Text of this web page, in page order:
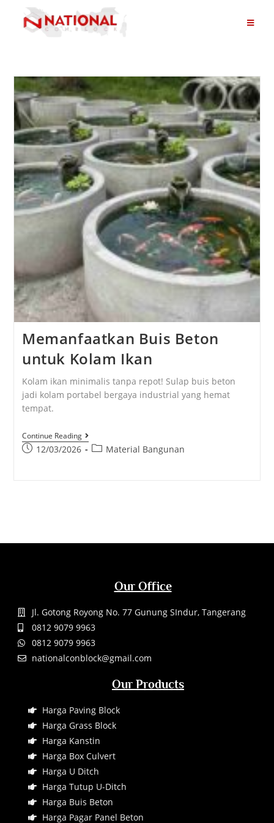
Memanfaatkan Buis Beton
untuk Kolam Ikan
Kolam ikan minimalis tanpa repot! Sulap buis beton
jadi kolam portabel bergaya industrial yang hemat
tempat.
Continue Reading
12/03/2026 Material Bangunan
Our Office
Jl. Gotong Royong No. 77 Gunung SIndur, Tangerang
0812 9079 9963
0812 9079 9963
nationalconblock@gmail.com
Our Products
Harga Paving Block
Harga Grass Block
Harga Kanstin
Harga Box Culvert
Harga U Ditch
Harga Tutup U-Ditch
Harga Buis Beton
Harga Pagar Panel Beton